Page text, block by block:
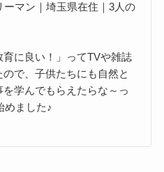
マン｜埼玉県在住｜3人の
育に良い！」ってTVや雑誌
で、子供たちにも自然と
学んでもらえたらな～っ
めました♪